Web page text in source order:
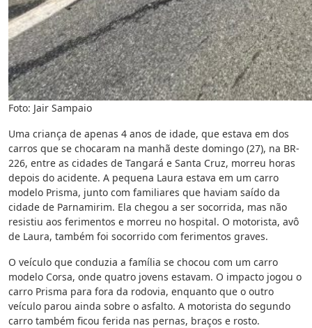
Foto: Jair Sampaio
Uma criança de apenas 4 anos de idade, que estava em dos
carros que se chocaram na manhã deste domingo (27), na BR-
226, entre as cidades de Tangará e Santa Cruz, morreu horas
depois do acidente. A pequena Laura estava em um carro
modelo Prisma, junto com familiares que haviam saído da
cidade de Parnamirim. Ela chegou a ser socorrida, mas não
resistiu aos ferimentos e morreu no hospital. O motorista, avô
de Laura, também foi socorrido com ferimentos graves.
O veículo que conduzia a família se chocou com um carro
modelo Corsa, onde quatro jovens estavam. O impacto jogou o
carro Prisma para fora da rodovia, enquanto que o outro
veículo parou ainda sobre o asfalto. A motorista do segundo
carro também ficou ferida nas pernas, braços e rosto.